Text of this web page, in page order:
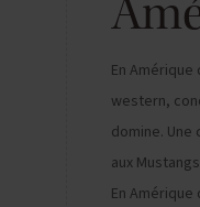
En
western,
domine.
aux
En